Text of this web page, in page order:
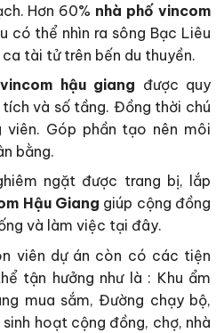
Hơn 60% nhà phố vincom
có thể nhìn ra sông Bạc Liêu
tài tử trên bến du thuyền.
hậu giang được quy
và số tầng. Đồng thời chú
viên. Góp phần tạo nên môi
bằng.
ngặt được trang bị, lắp
Hậu Giang giúp cộng đồng
và làm việc tại đây.
viên dự án còn có các tiện
tận hưởng như là : Khu ẩm
mua sắm, Đường chạy bộ,
hoạt cộng đồng, chợ, nhà